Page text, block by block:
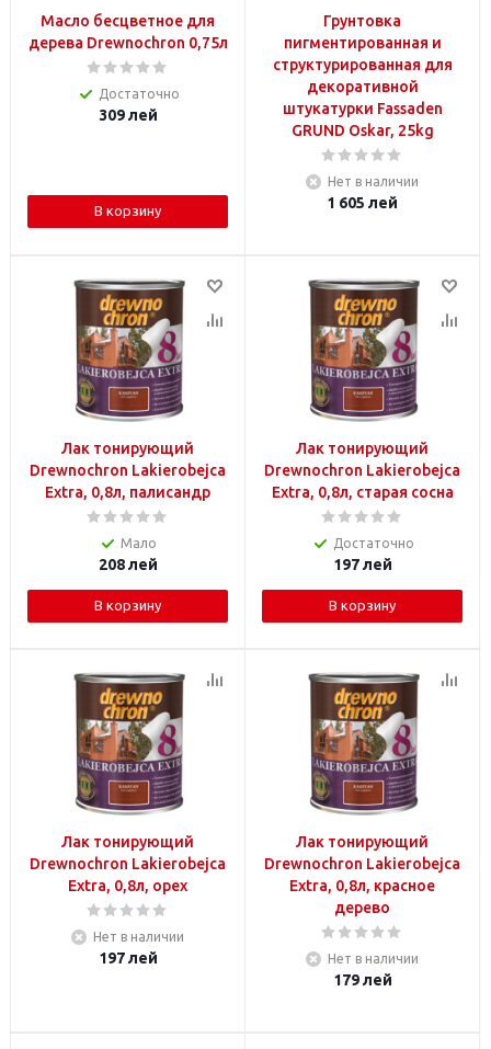
Масло бесцветное для
дерева Drewnochron 0,75л
Достаточно
309лей
В корзину
Грунтовка
пигментированная и
структурированная для
декоративной
штукатурки Fassaden
GRUND Oskar, 25kg
Нет в наличии
1 605 лей
Лак тонирующий
Drewnochron Lakierobejca
Extra, 0,8л, палисандр
Мало
208лей
В корзину
Лак тонирующий
Drewnochron Lakierobejca
Extra, 0,8л, старая сосна
Достаточно
197лей
В корзину
Лак тонирующий
Drewnochron Lakierobejca
Extra, 0,8л, орех
Нет в наличии
197лей
Лак тонирующий
Drewnochron Lakierobejca
Extra, 0,8л, красное
дерево
Нет в наличии
179лей